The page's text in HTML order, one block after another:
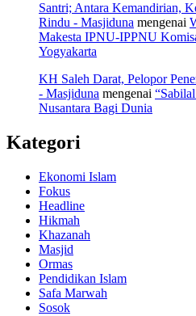
Santri; Antara Kemandirian,
Rindu - Masjiduna mengenai
Makesta IPNU-IPPNU
Yogyakarta
KH Saleh Darat, Pelopor
- Masjiduna mengenai
Nusantara Bagi Dunia
Kategori
Ekonomi Islam
Fokus
Headline
Hikmah
Khazanah
Masjid
Ormas
Pendidikan Islam
Safa Marwah
Sosok